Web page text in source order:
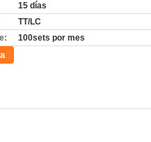
15 días
TT/LC
100sets por mes